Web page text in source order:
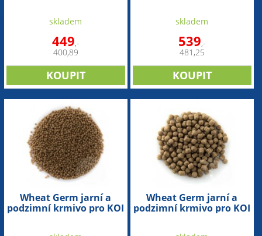
skladem
449,-
400,89
skladem
539,-
481,25
Wheat Germ jarní a
podzimní krmivo pro KOI
Wheat Germ jarní a
podzimní krmivo pro KOI